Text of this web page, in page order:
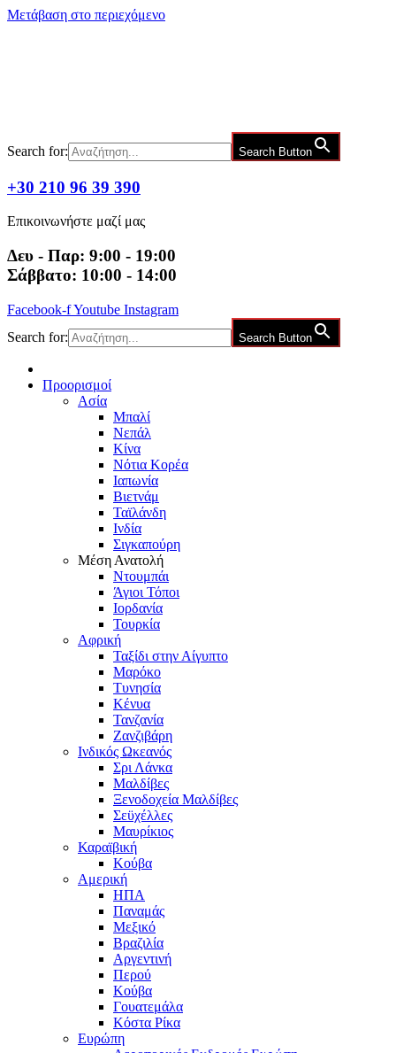
Μετάβαση στο περιεχόμενο
Search for: Search Button
+30 210 96 39 390
Επικοινωνήστε μαζί μας
Δευ - Παρ: 9:00 - 19:00
Σάββατο: 10:00 - 14:00
Facebook-fYoutube Instagram
Search for:
Search Button
Προορισμοί
Ασία
Μπαλί
Νεπάλ
Κίνα
Νότια Κορέα
Ιαπωνία
Βιετνάμ
Ταϊλάνδη
Ινδία
Σιγκαπούρη
Μέση Ανατολή
Ντουμπάι
Άγιοι Τόποι
Ιορδανία
Τουρκία
Αφρική
Ταξίδι στην Αίγυπτο
Μαρόκο
Τυνησία
Κένυα
Τανζανία
Ζανζιβάρη
Ινδικός Ωκεανός
Σρι Λάνκα
Μαλδίβες
Ξενοδοχεία Μαλδίβες
Σεϋχέλλες
Μαυρίκιος
Καραϊβική
Κούβα
Αμερική
ΗΠΑ
Παναμάς
Μεξικό
Βραζιλία
Αργεντινή
Περού
Κούβα
Γουατεμάλα
Κόστα Ρίκα
Ευρώπη